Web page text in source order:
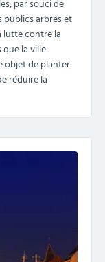
par souci de
arbres et
lutte contre la
la ville
objet de planter
réduire la